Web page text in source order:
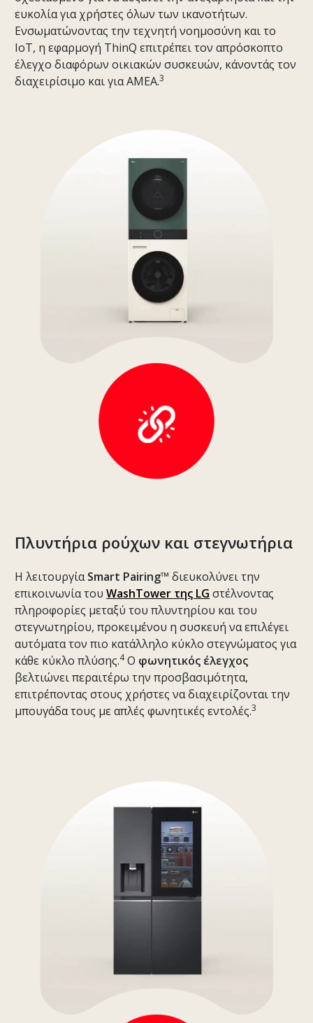
ευκολία για χρήστες όλων των ικανοτήτων.
Ενσωματώνοντας την τεχνητή νοημοσύνη και το
IoT, η εφαρμογή ThinQ επιτρέπει τον απρόσκοπτο
έλεγχο διαφόρων οικιακών συσκευών, κάνοντάς τον
διαχειρίσιμο και για ΑΜΕΑ.3
Πλυντήρια ρούχων και στεγνωτήρια
Η λειτουργίαSmart Pairing™ διευκολύνει την
επικοινωνία τουWashTower της LG στέλνοντας
πληροφορίες μεταξύ του πλυντηρίου και του
στεγνωτηρίου, προκειμένου η συσκευή να επιλέγει
αυτόματα τον πιο κατάλληλο κύκλο στεγνώματος για
κάθε κύκλο πλύσης.4Ο φωνητικός έλεγχος
βελτιώνει περαιτέρω την προσβασιμότητα,
επιτρέποντας στους χρήστες να διαχειρίζονται την
μπουγάδα τους με απλές φωνητικές εντολές.3